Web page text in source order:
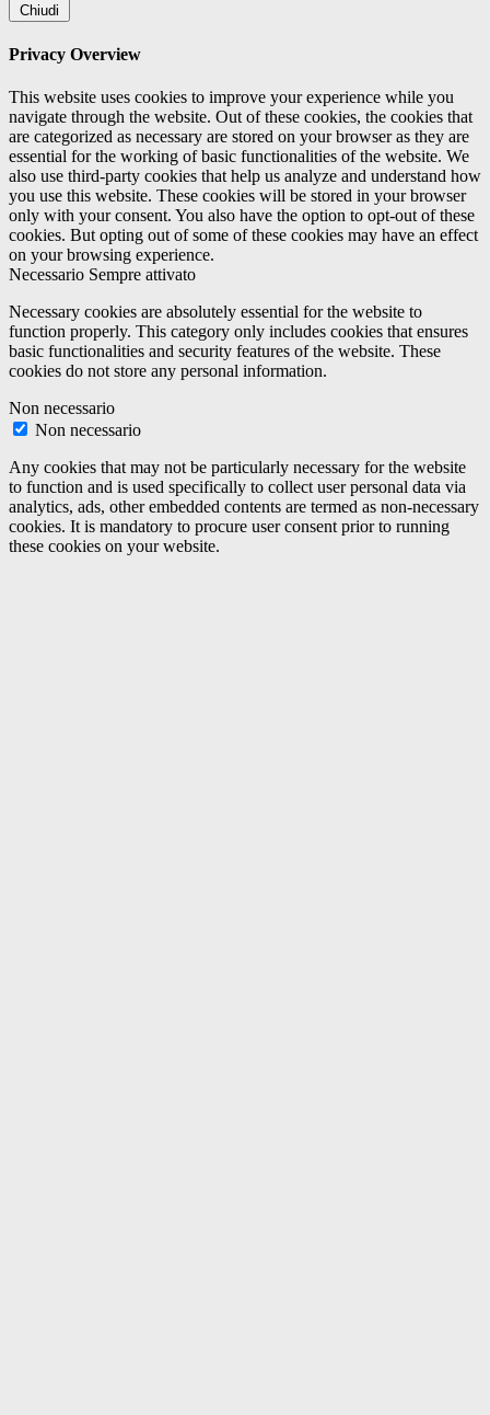
Chiudi
Privacy Overview
This website uses cookies to improve your experience while you
navigate through the website. Out of these cookies, the cookies that
are categorized as necessary are stored on your browser as they are
essential for the working of basic functionalities of the website. We
also use third-party cookies that help us analyze and understand how
you use this website. These cookies will be stored in your browser
only with your consent. You also have the option to opt-out of these
cookies. But opting out of some of these cookies may have an effect
on your browsing experience.
Necessario Sempre attivato
Necessary cookies are absolutely essential for the website to
function properly. This category only includes cookies that ensures
basic functionalities and security features of the website. These
cookies do not store any personal information.
Non necessario
Non necessario
Any cookies that may not be particularly necessary for the website
to function and is used specifically to collect user personal data via
analytics, ads, other embedded contents are termed as non-necessary
cookies. It is mandatory to procure user consent prior to running
these cookies on your website.